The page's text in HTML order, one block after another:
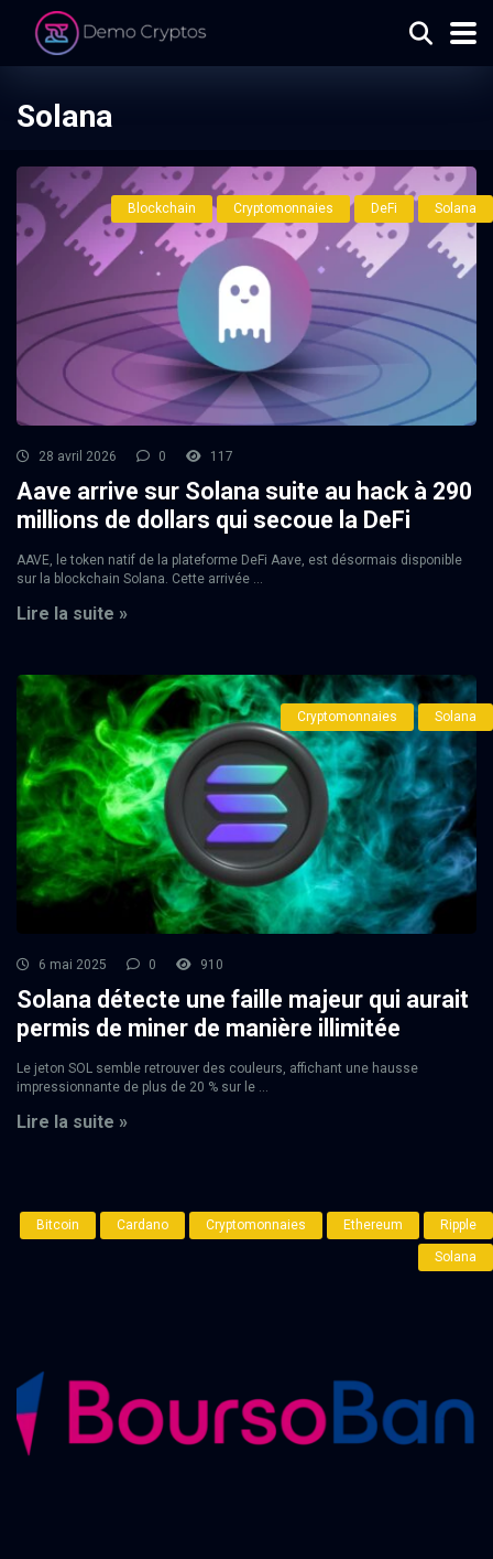
Solana
Blockchain Cryptomonnaies DeFi Solana
28 avril 2026 0 117
Aave arrive sur Solana suite au hack à 290
millions de dollars qui secoue la DeFi
AAVE, le token natif de la plateforme DeFi Aave, est désormais disponible
sur la blockchain Solana. Cette arrivée ...
Lire la suite »
Cryptomonnaies Solana
6 mai 2025 0 910
Solana détecte une faille majeur qui aurait
permis de miner de manière illimitée
Le jeton SOL semble retrouver des couleurs, affichant une hausse
impressionnante de plus de 20 % sur le ...
Lire la suite »
Bitcoin Cardano Cryptomonnaies Ethereum Ripple
Solana